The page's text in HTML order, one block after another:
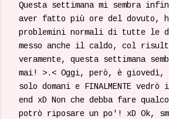
Questa settimana mi sembra
aver fatto più ore del dovuto,
problemini normali di tutte le
messo anche il caldo, col
veramente, questa settimana
mai! >.< Oggi, però, è giovedì,
solo domani e FINALMENTE
end xD Non che debba fare
potrò riposare un po'! xD Ok,